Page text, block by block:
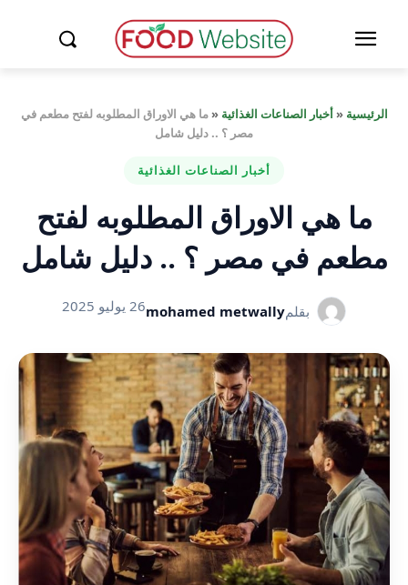
الرئيسية «أخبار الصناعات الغذائية «ما هي الاوراق المطلوبه لفتح مطعم في
مصر ؟ .. دليل شامل
أخبار الصناعات الغذائية
ما هي الاوراق المطلوبه لفتح
مطعم في مصر ؟ .. دليل شامل
بقلمmohamed metwally26 يوليو 2025